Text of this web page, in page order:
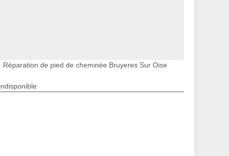
Réparation de pied de cheminée Bruyeres Sur Oise
indisponible